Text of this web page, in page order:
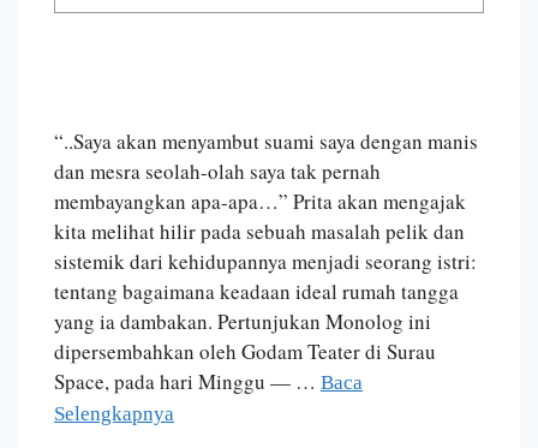
“..Saya akan menyambut suami saya dengan manis
dan mesra seolah-olah saya tak pernah
membayangkan apa-apa…” Prita akan mengajak
kita melihat hilir pada sebuah masalah pelik dan
sistemik dari kehidupannya menjadi seorang istri:
tentang bagaimana keadaan ideal rumah tangga
yang ia dambakan. Pertunjukan Monolog ini
dipersembahkan oleh Godam Teater di Surau
Space, pada hari Minggu — … Baca
Selengkapnya